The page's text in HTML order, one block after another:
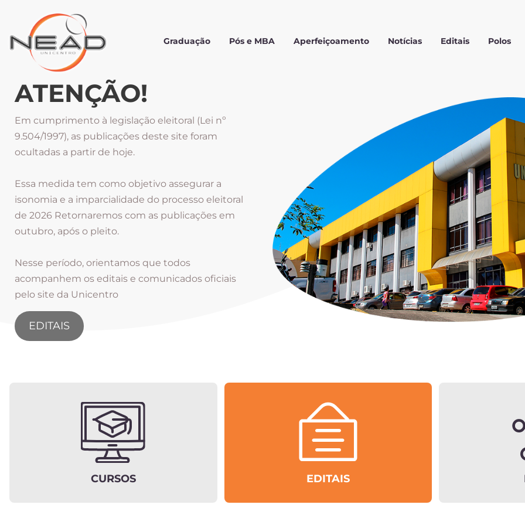
Graduação Pós e MBA Aperfeiçoamento Notícias Editais Polos
ATENÇÃO!
Em cumprimento à legislação eleitoral (Lei nº
9.504/1997), as publicações deste site foram
ocultadas a partir de hoje.
Essa medida tem como objetivo assegurar a
isonomia e a imparcialidade do processo eleitoral
de 2026 Retornaremos com as publicações em
outubro, após o pleito.
Nesse período, orientamos que todos
acompanhem os editais e comunicados oficiais
pelo site da Unicentro
EDITAIS
CURSOS EDITAIS